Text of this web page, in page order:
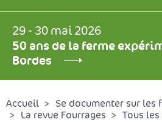
29 - 30 mai 2026
50 ans de la ferme
Bordes
Accueil
Se documenter sur
La revue Fourrages
Tous